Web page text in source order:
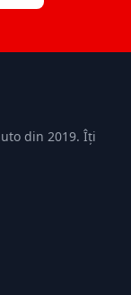
din 2019. Îți